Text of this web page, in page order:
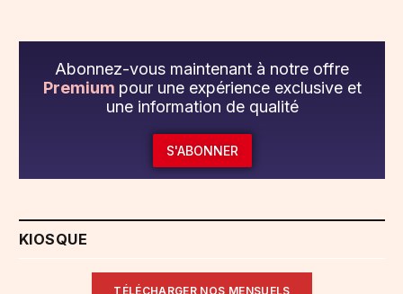
Abonnez-vous maintenant à notre offre
Premium pour une expérience exclusive et
une information de qualité
S'ABONNER
KIOSQUE
TÉLÉCHARGER NOS MENSUELS